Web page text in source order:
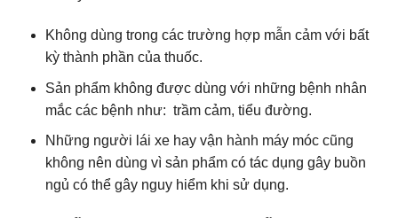
Không dùng trong các trường hợp mẫn cảm với bất
kỳ thành phần của thuốc.
Sản phẩm không được dùng với những bệnh nhân
mắc các bệnh như: trầm cảm, tiểu đường.
Những người lái xe hay vận hành máy móc cũng
không nên dùng vì sản phẩm có tác dụng gây buồn
ngủ có thể gây nguy hiểm khi sử dụng.